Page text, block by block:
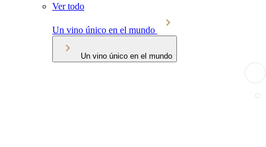
Ver todo
Un vino único en el mundo
Un vino único en el mundo